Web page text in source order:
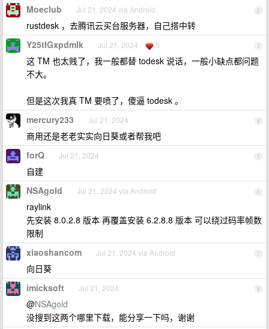
2
Moeclub Jul 21, 2024 via Android
rustdesk ，去腾讯云买台服务器，自己搭中转
3
Y25tIGxpdmlk Jul 21, 2024 5
这 TM 也太贱了，我一般都替 todesk 说话，一般小缺点都问题
不大。
但是这次我真 TM 要喷了，傻逼 todesk 。
4
mercury233 Jul 21, 2024
商用还是老老实实向日葵或者帮我吧
5
forQ Jul 21, 2024
自建
6
NSAgold Jul 21, 2024 via Android
raylink
先安装 8.0.2.8 版本 再覆盖安装 6.2.8.8 版本 可以绕过码率帧数
限制
7
xiaoshancom Jul 21, 2024 via Android
向日葵
8
imicksoft Jul 21, 2024
@NSAgold
没搜到这两个哪里下载，能分享一下吗，谢谢